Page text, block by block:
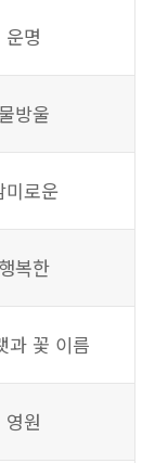
운명
방울
미로운
행복한
과 꽃 이름
영원